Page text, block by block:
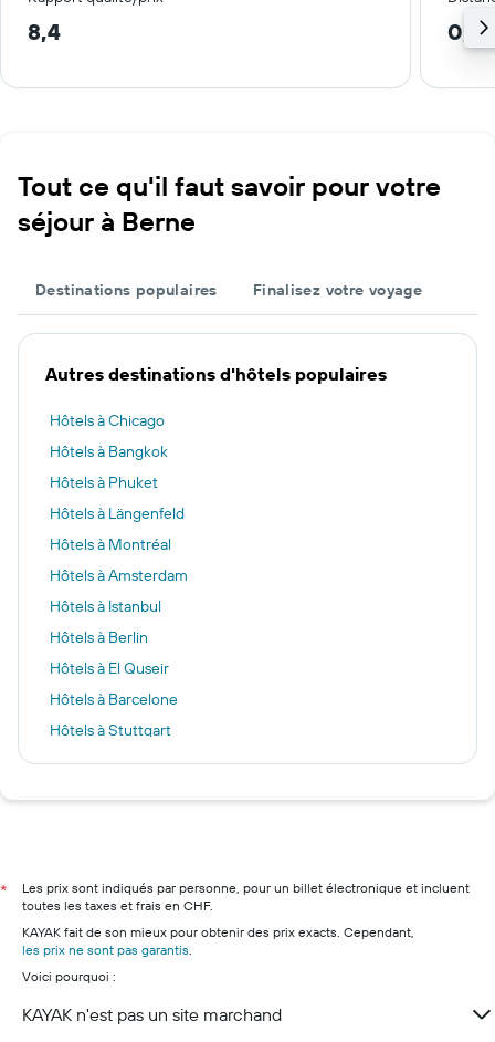
8,4 0,3
Tout ce qu'il faut savoir pour votre
séjour à Berne
Destinations populaires Finalisez votre voyage
Autres destinations d'hôtels populaires
Hôtels à Chicago
Hôtels à Bangkok
Hôtels à Phuket
Hôtels à Längenfeld
Hôtels à Montréal
Hôtels à Amsterdam
Hôtels à Istanbul
Hôtels à Berlin
Hôtels à El Quseir
Hôtels à Barcelone
Hôtels à Stuttgart
Hôtels à Golden Sands
Hôtels à Interlaken
Hôtels à Thoune
Hôtels à Gstaad
Hôtels à Lenk
Hôtels à Adelboden
*
Les prix sont indiqués par personne, pour un billet électronique et incluent
toutes les taxes et frais en CHF.
KAYAK fait de son mieux pour obtenir des prix exacts. Cependant,
les prix ne sont pas garantis.
Voici pourquoi :
KAYAK n'est pas un site marchand